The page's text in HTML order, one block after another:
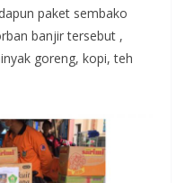
paket sembako
banjir tersebut ,
goreng, kopi, teh